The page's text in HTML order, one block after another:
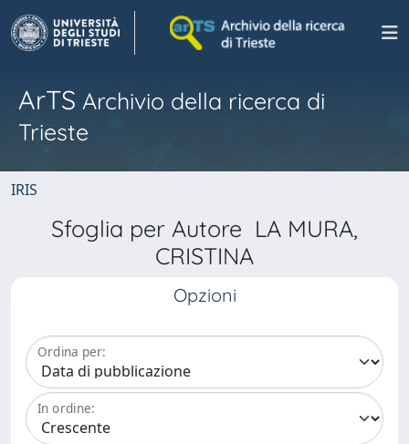
ArTS Archivio della ricerca di
Trieste
IRIS
Sfoglia per Autore LA MURA,
CRISTINA
Opzioni
Ordina per:
In ordine: